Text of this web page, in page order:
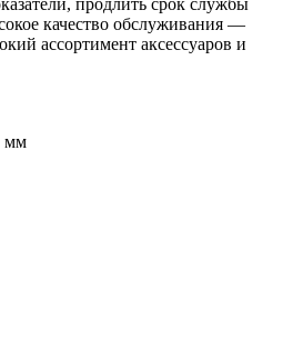
продлить срок службы
качество обслуживания —
ассортимент аксессуаров и
мм